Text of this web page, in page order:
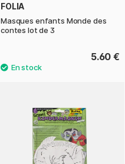
FOLIA
Masques enfants Monde des
contes lot de 3
5.60 €